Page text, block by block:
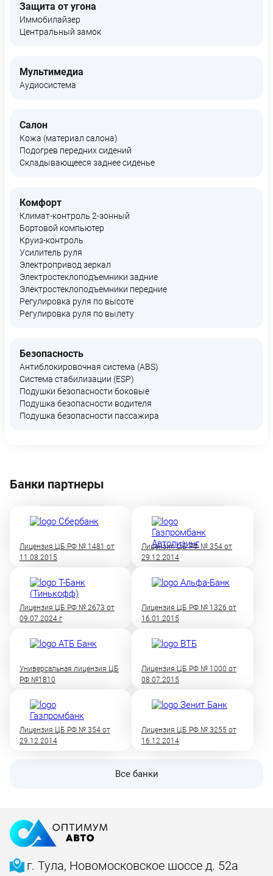
Защита от угона
Иммобилайзер
Центральный замок
Мультимедиа
Аудиосистема
Салон
Кожа (материал салона)
Подогрев передних сидений
Складывающееся заднее сиденье
Комфорт
Климат-контроль 2-зонный
Бортовой компьютер
Круиз-контроль
Усилитель руля
Электропривод зеркал
Электростеклоподъемники задние
Электростеклоподъемники передние
Регулировка руля по высоте
Регулировка руля по вылету
Безопасность
Антиблокировочная система (ABS)
Система стабилизации (ESP)
Подушки безопасности боковые
Подушка безопасности водителя
Подушка безопасности пассажира
Банки партнеры
Лицензия ЦБ РФ № 1481 от
11.08.2015
Лицензия ЦБ РФ № 354 от
29.12.2014
Лицензия ЦБ РФ № 2673 от
09.07.2024 г
Лицензия ЦБ РФ № 1326 от
16.01.2015
Универсальная лицензия ЦБ
РФ №1810
Лицензия ЦБ РФ № 1000 от
08.07.2015
Лицензия ЦБ РФ № 354 от
29.12.2014
Лицензия ЦБ РФ № 3255 от
16.12.2014
Все банки
г. Тула, Новомосковское шоссе д. 52а